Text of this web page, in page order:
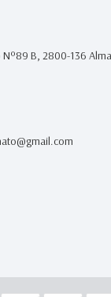
Nº89 B, 2800-136